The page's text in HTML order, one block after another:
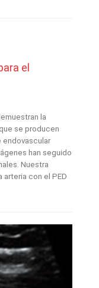
el
la
se producen
endovascular
han seguido
Nuestra
con el PED